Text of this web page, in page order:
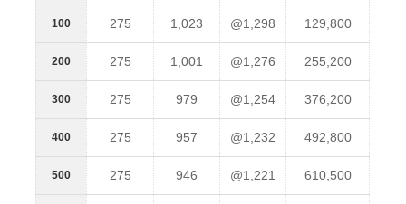
100 275 1,023 @1,298 129,800
200 275 1,001 @1,276 255,200
300 275 979 @1,254 376,200
400 275 957 @1,232 492,800
500 275 946 @1,221 610,500